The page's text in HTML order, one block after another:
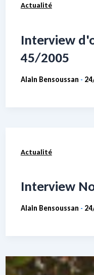
Actualité
Interview
45/2005
Alain Bensoussan -
Actualité
Interview
Alain Bensoussan -